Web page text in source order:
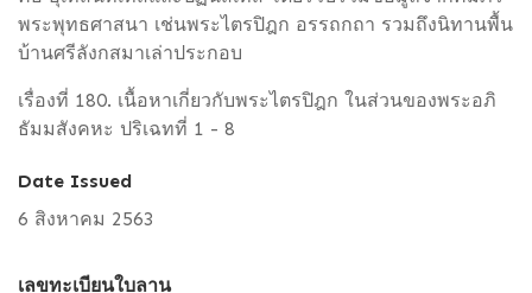
พระพุทธศาสนา เช่นพระไตรปิฎก อรรถกถา รวมถึงนิทานพื้น
บ้านศรีลังกสมาเล่าประกอบ
เรื่องที่ 180. เนื้อหาเกี่ยวกับพระไตรปิฎก ในส่วนของพระอภิ
ธัมมสังคหะ ปริเฉทที่ 1 - 8
Date Issued
6 สิงหาคม 2563
เลขทะเบียนใบลาน